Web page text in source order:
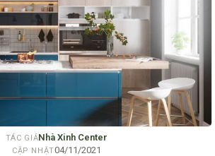
i
o
n
TÁC GIẢNhà Xinh Center
CẬP NHẬT04/11/2021